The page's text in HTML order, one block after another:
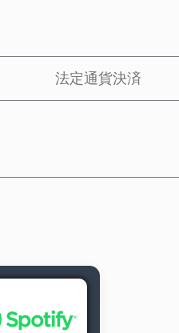
法定通貨決済